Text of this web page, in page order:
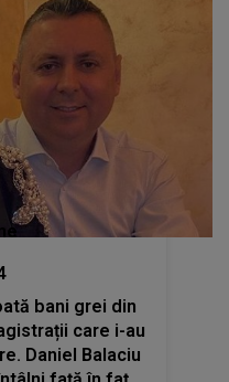
bani grei din
care i-au
Daniel Balaciu